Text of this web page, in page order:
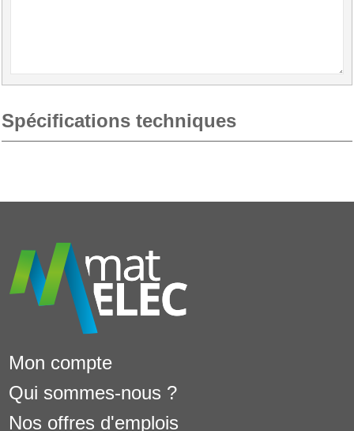
Spécifications techniques
Mon compte
Qui sommes-nous ?
Nos offres d'emplois